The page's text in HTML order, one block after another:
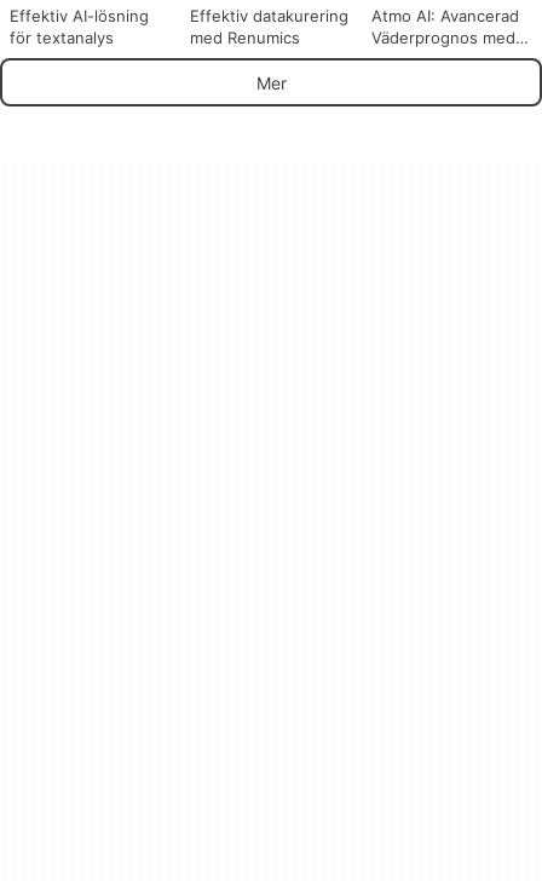
Effektiv AI-lösning
för textanalys
Effektiv datakurering
med Renumics
Atmo AI: Avancerad
Väderprognos med
AI
Mer